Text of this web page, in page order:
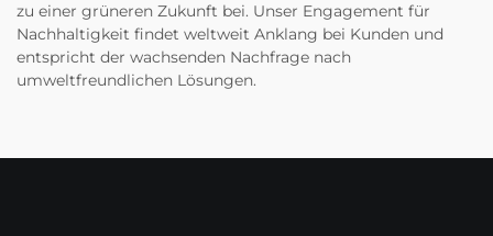
zu einer grüneren Zukunft bei. Unser Engagement für
Nachhaltigkeit findet weltweit Anklang bei Kunden und
entspricht der wachsenden Nachfrage nach
umweltfreundlichen Lösungen.